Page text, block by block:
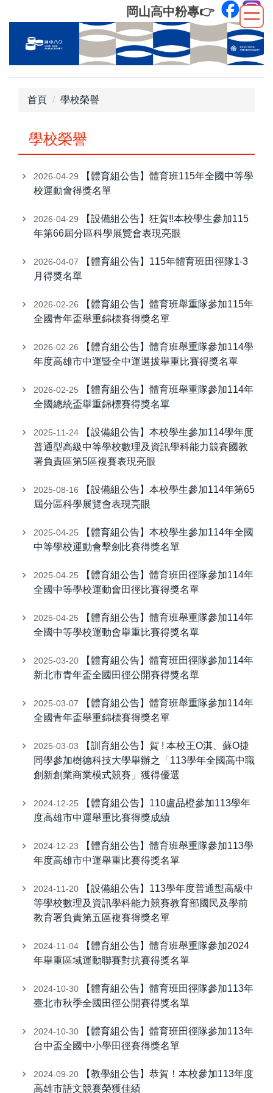
到
內
岡山高中粉專👉
首頁 學校榮譽
學校榮譽
2026-04-29
【體育組公告】體育班115年全國中等學
校運動會得獎名單
2026-04-29
【設備組公告】狂賀!!本校學生參加115
年第66屆分區科學展覽會表現亮眼
2026-04-07
【體育組公告】115年體育班田徑隊1-3
月得獎名單
2026-02-26
【體育組公告】體育班舉重隊參加115年
全國青年盃舉重錦標賽得獎名單
2026-02-26
【體育組公告】體育班舉重隊參加114學
年度高雄市中運暨全中運選拔舉重比賽得獎名單
2026-02-25
【體育組公告】體育班舉重隊參加114年
全國總統盃舉重錦標賽得獎名單
2025-11-24
【設備組公告】本校學生參加114學年度
普通型高級中等學校數理及資訊學科能力競賽國教
署負責區第5區複賽表現亮眼
2025-08-16
【設備組公告】本校學生參加114年第65
屆分區科學展覽會表現亮眼
2025-04-25
【體育組公告】本校學生參加114年全國
中等學校運動會擊劍比賽得獎名單
2025-04-25
【體育組公告】體育班田徑隊參加114年
全國中等學校運動會田徑比賽得獎名單
2025-04-25
【體育組公告】體育班舉重隊參加114年
全國中等學校運動會舉重比賽得獎名單
2025-03-20
【體育組公告】體育班田徑隊參加114年
新北市青年盃全國田徑公開賽得獎名單
2025-03-07
【體育組公告】體育班舉重隊參加114年
全國青年盃舉重錦標賽得獎名單
2025-03-03
【訓育組公告】賀 ! 本校王O淇、蘇O捷
同學參加樹德科技大學舉辦之「113學年全國高中職
創新創業商業模式競賽」獲得優選
2024-12-25
【體育組公告】110盧品橙參加113學年
度高雄市中運舉重比賽得獎成績
2024-12-23
【體育組公告】體育班舉重隊參加113學
年度高雄市中運舉重比賽得獎名單
2024-11-20
【設備組公告】113學年度普通型高級中
等學校數理及資訊學科能力競賽教育部國民及學前
教育署負責第五區複賽得獎名單
2024-11-04
【體育組公告】體育班舉重隊參加2024
年舉重區域運動聯賽對抗賽得獎名單
2024-10-30
【體育組公告】體育班田徑隊參加113年
臺北市秋季全國田徑公開賽得獎名單
2024-10-30
【體育組公告】體育班田徑隊參加113年
台中盃全國中小學田徑賽得獎名單
2024-09-20
【教學組公告】恭賀！本校參加113年度
高雄市語文競賽榮獲佳績